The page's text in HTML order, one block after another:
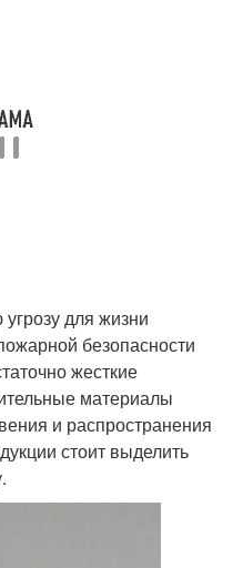
для жизни
безопасности
жесткие
материалы
и распространения
стоит выделить